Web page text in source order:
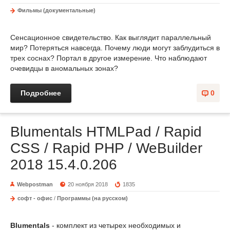
Фильмы (документальные)
Сенсационное свидетельство. Как выглядит параллельный
мир? Потеряться навсегда. Почему люди могут заблудиться в
трех соснах? Портал в другое измерение. Что наблюдают
очевидцы в аномальных зонах?
0
Подробнее
Blumentals HTMLPad / Rapid
CSS / Rapid PHP / WeBuilder
2018 15.4.0.206
Webpostman 20 ноября 2018 1835
софт - офис / Программы (на русском)
Blumentals - комплект из четырех необходимых и